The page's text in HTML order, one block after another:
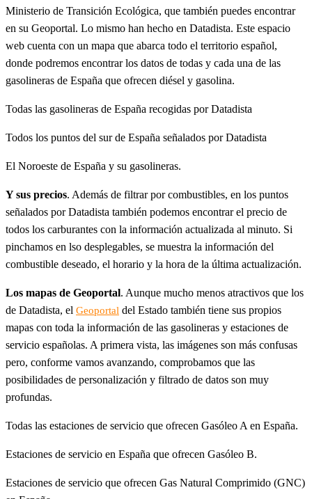
Ministerio de Transición Ecológica, que también puedes encontrar
en su Geoportal. Lo mismo han hecho en Datadista. Este espacio
web cuenta con un mapa que abarca todo el territorio español,
donde podremos encontrar los datos de todas y cada una de las
gasolineras de España que ofrecen diésel y gasolina.
Todas las gasolineras de España recogidas por Datadista
Todos los puntos del sur de España señalados por Datadista
El Noroeste de España y su gasolineras.
Y sus precios. Además de filtrar por combustibles, en los puntos
señalados por Datadista también podemos encontrar el precio de
todos los carburantes con la información actualizada al minuto. Si
pinchamos en lso desplegables, se muestra la información del
combustible deseado, el horario y la hora de la última actualización.
Los mapas de Geoportal. Aunque mucho menos atractivos que los
de Datadista, el Geoportal del Estado también tiene sus propios
mapas con toda la información de las gasolineras y estaciones de
servicio españolas. A primera vista, las imágenes son más confusas
pero, conforme vamos avanzando, comprobamos que las
posibilidades de personalización y filtrado de datos son muy
profundas.
Todas las estaciones de servicio que ofrecen Gasóleo A en España.
Estaciones de servicio en España que ofrecen Gasóleo B.
Estaciones de servicio que ofrecen Gas Natural Comprimido (GNC)